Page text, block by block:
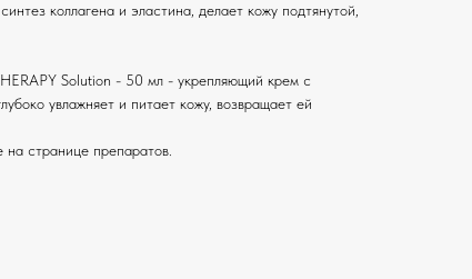
коллагена и эластина, делает кожу подтянутой,
Solution - 50 мл - укрепляющий крем с
увлажняет и питает кожу, возвращает ей
странице препаратов.